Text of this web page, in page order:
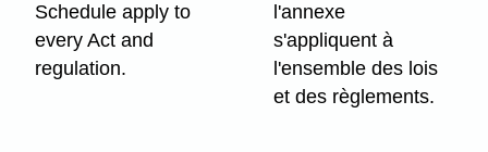
Schedule apply to
every Act and
regulation.
l'annexe
s'appliquent à
l'ensemble des lois
et des règlements.